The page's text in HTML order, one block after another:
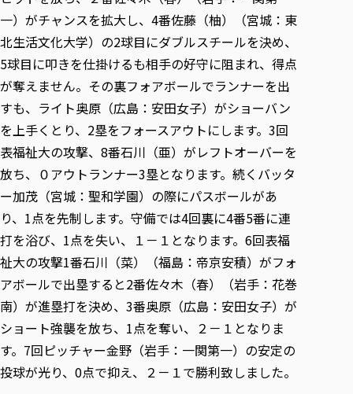
一）がチャンスを拡大し、4番佐藤（柚）（宮城：東
北生活文化大学）の2球目にダブルスチールを決め、
5球目に叩きを仕掛けるも相手の好守に阻まれ、得点
が奪えません。その裏フォアボールでランナーを出
すも、ライト奥原（広島：安田女子）がショーバン
を上手くとり、2塁をフォースアウトにします。3回
表福祉大の攻撃、8番石川（亜）がレフトオーバーを
放ち、０アウトランナー3塁となります。続くバッタ
ー加茂（宮城：聖和学園）の際にパスボールがあ
り、1点を先制します。守備では4回裏に4番5番に連
打を浴び、1点を失い、１－１となります。6回表福
祉大の攻撃1番石川（菜）（福島：帝京安積）がフォ
アボールで出塁すると2番佐々木（春）（岩手：花巻
南）が進塁打を決め、3番奥原（広島：安田女子）が
ショート強襲を放ち、1点を奪い、２－１となりま
す。7回ピッチャー金野（岩手：一関第一）の安定の
投球が光り、0点で抑え、２－１で勝利致しました。